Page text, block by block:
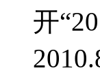
开